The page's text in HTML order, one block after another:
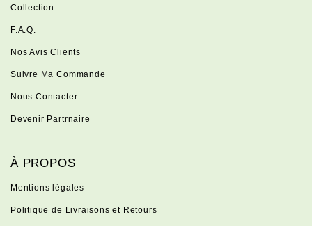
Collection
F.A.Q.
Nos Avis Clients
Suivre Ma Commande
Nous Contacter
Devenir Partrnaire
À PROPOS
Mentions légales
Politique de Livraisons et Retours